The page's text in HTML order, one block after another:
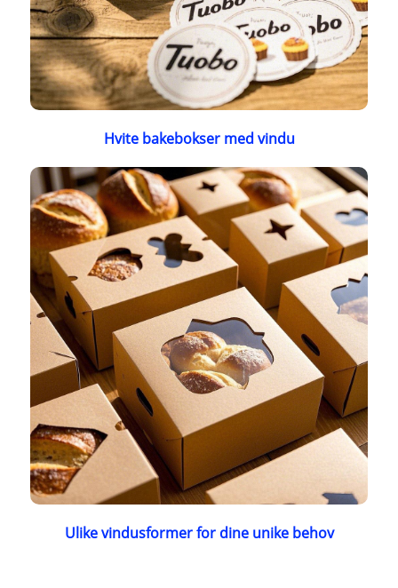
Hvite bakebokser med vindu
Ulike vindusformer for dine unike behov